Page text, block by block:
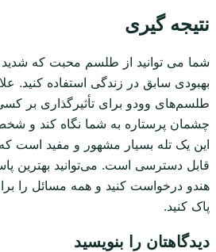
نتیجه گیری
شما می توانید از طلسم محبت که
بهبودی سابق در زندگی استفاده کنید.
طلسم‌های وودو برای تأثیرگذاری بر کسی
چشمان پرستاره به شما نگاه کند و
این یک تله بسیار مشهور و مفید است
قابل دسترسی است. می‌توانید بهترین
هندو درخواست کنید و همه مسائل را
پاک کنید.
دیدگاهتان را بنویسید